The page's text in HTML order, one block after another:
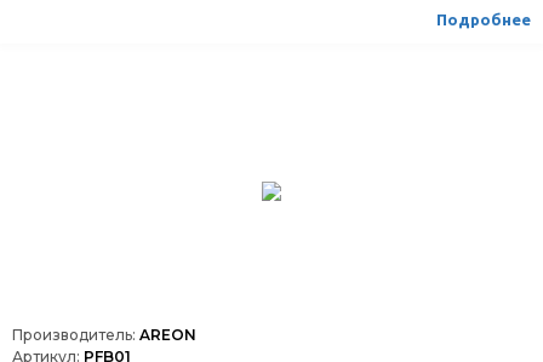
Подробнее
Производитель: AREON
Артикул: PFB01